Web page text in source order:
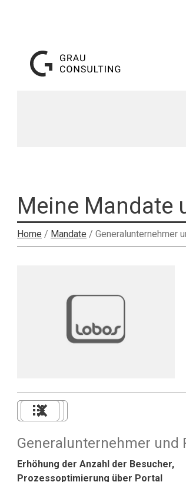
Meine Mandate
Home / Mandate / Generalunternehmer
Generalunternehmer und
Erhöhung der Anzahl der Besucher,
Prozessoptimierung über Portal